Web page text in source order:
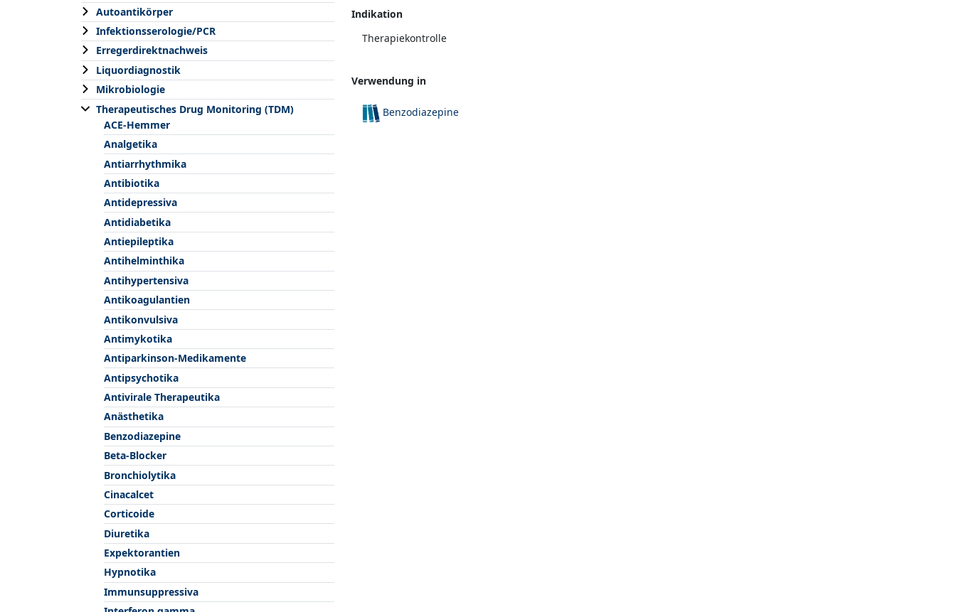
Autoantikörper
Infektionsserologie/PCR
Erregerdirektnachweis
Liquordiagnostik
Mikrobiologie
Therapeutisches Drug Monitoring (TDM)
ACE-Hemmer
Analgetika
Antiarrhythmika
Antibiotika
Antidepressiva
Antidiabetika
Antiepileptika
Antihelminthika
Antihypertensiva
Antikoagulantien
Antikonvulsiva
Antimykotika
Antiparkinson-Medikamente
Antipsychotika
Antivirale Therapeutika
Anästhetika
Benzodiazepine
Beta-Blocker
Bronchiolytika
Cinacalcet
Corticoide
Diuretika
Expektorantien
Hypnotika
Immunsuppressiva
Indikation
Therapiekontrolle
Verwendung in
Benzodiazepine